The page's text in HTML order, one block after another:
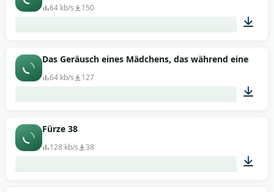
64 kb/s 150
00:01
Das Geräusch eines Mädchens, das während eines
64 kb/s 127
Fürze 38
128 kb/s 38